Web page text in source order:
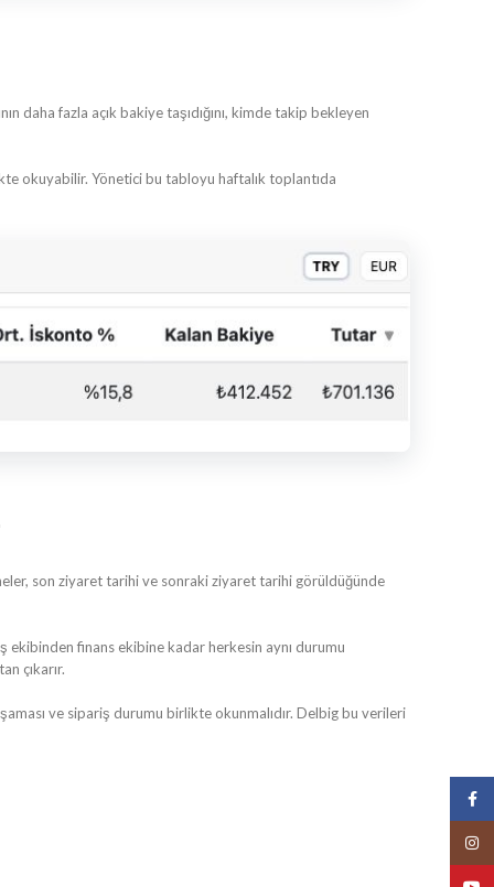
daha fazla açık bakiye taşıdığını, kimde takip bekleyen
okuyabilir. Yönetici bu tabloyu haftalık toplantıda
son ziyaret tarihi ve sonraki ziyaret tarihi görüldüğünde
ekibinden finans ekibine kadar herkesin aynı durumu
çıkarır.
ve sipariş durumu birlikte okunmalıdır. Delbig bu verileri